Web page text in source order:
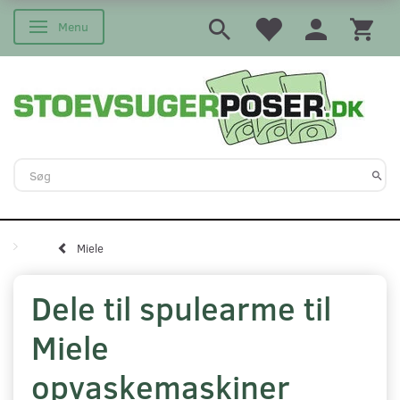
Skifte navigation
Menu
Miele
Dele til spulearme til
Miele
opvaskemaskiner